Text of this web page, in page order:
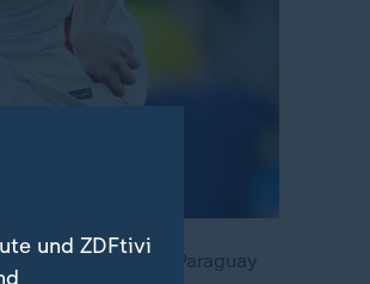
Spieltag gegen Paraguay
und ZDFtivi